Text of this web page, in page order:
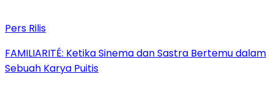
Pers Rilis
FAMILIARITÉ: Ketika Sinema dan Sastra Bertemu dalam
Sebuah Karya Puitis